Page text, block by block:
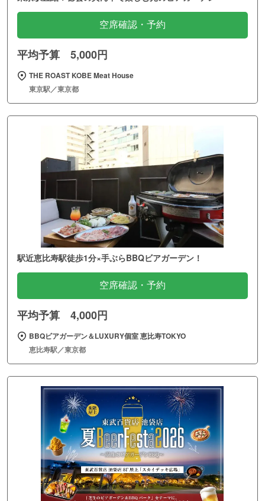
空席確認・予約
平均予算 5,000円
THE ROAST KOBE Meat House
東京駅／東京都
駅近恵比寿駅徒歩1分×手ぶらBBQビアガーデン！
空席確認・予約
平均予算 4,000円
BBQビアガーデン＆LUXURY個室 恵比寿TOKYO
恵比寿駅／東京都